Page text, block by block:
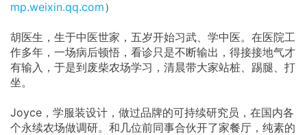
mp.weixin.qq.com）
胡医生，生于中医世家，五岁开始习武、学中医。在医院工
作多年，一场病后顿悟，看诊只是不断输出，得接接地气才
有输入，于是到废柴农场学习，清晨带大家站桩、踢腿、打
坐。
Joyce，学服装设计，做过品牌的可持续研究员，在国内各
个永续农场做调研。和几位前同事合伙开了家餐厅，纯素的